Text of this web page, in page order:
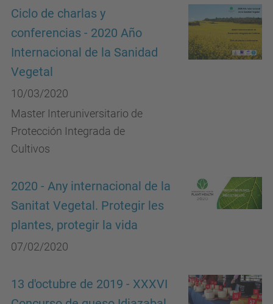
Ciclo de charlas y
conferencias - 2020 Año
Internacional de la Sanidad
Vegetal
10/03/2020
Master Interuniversitario de
Protección Integrada de
Cultivos
2020 - Any internacional de la
Sanitat Vegetal. Protegir les
plantes, protegir la vida
07/02/2020
13 d'octubre de 2019 - XXXVI